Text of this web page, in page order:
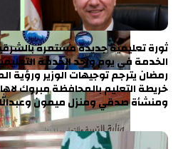
الخدمة في يوم واحد الخدمة
رمضان يترجم توجيهات الوزير ورؤية
خريطة التعليم بالمحافظة مبروك
ومنشأة صدقي ومنزل ميمون